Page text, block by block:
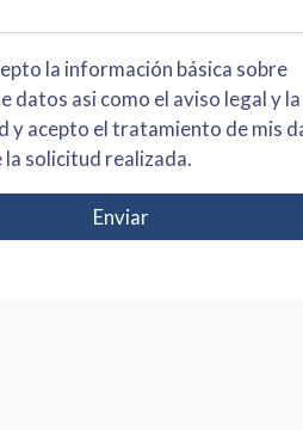
sobre
legal y la política
solicitud realizada.
Enviar